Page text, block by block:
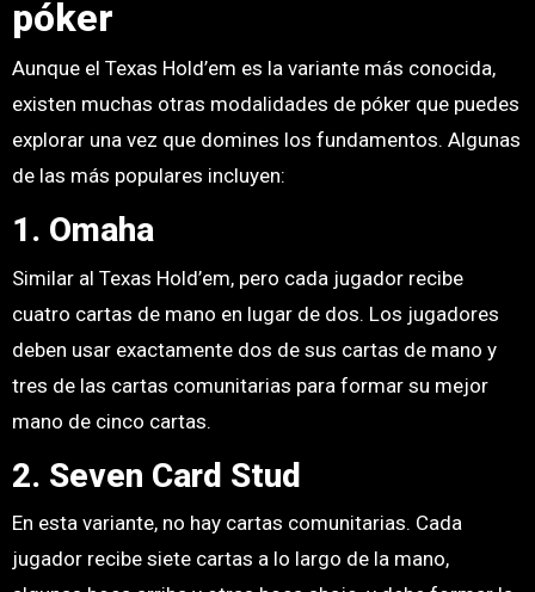
póker
Aunque el Texas Hold’em es la variante más conocida,
existen muchas otras modalidades de póker que puedes
explorar una vez que domines los fundamentos. Algunas
de las más populares incluyen:
1. Omaha
Similar al Texas Hold’em, pero cada jugador recibe
cuatro cartas de mano en lugar de dos. Los jugadores
deben usar exactamente dos de sus cartas de mano y
tres de las cartas comunitarias para formar su mejor
mano de cinco cartas.
2. Seven Card Stud
En esta variante, no hay cartas comunitarias. Cada
jugador recibe siete cartas a lo largo de la mano,